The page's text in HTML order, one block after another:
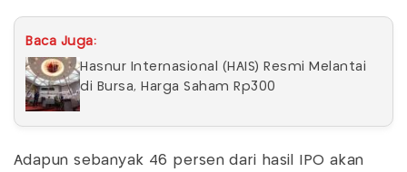
Baca Juga:
Hasnur Internasional (HAIS) Resmi Melantai
di Bursa, Harga Saham Rp300
Adapun sebanyak 46 persen dari hasil IPO akan